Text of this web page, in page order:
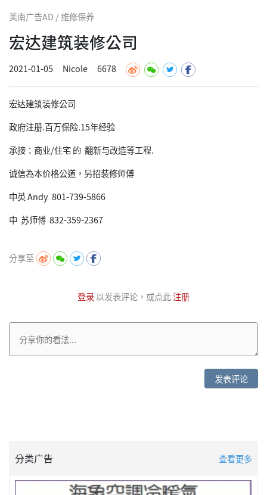
美南广告AD / 维修保养
宏达建筑装修公司
2021-01-05 Nicole 6678
宏达建筑装修公司
政府注册.百万保险.15年经验
承接：商业/住宅 的 翻新与改造等工程.
诚信為本价格公道，另招装修师傅
中英 Andy 801-739-5866
中 苏师傅 832-359-2367
分享至
登录以发表评论，或点此注册
发表评论
分类广告 查看更多